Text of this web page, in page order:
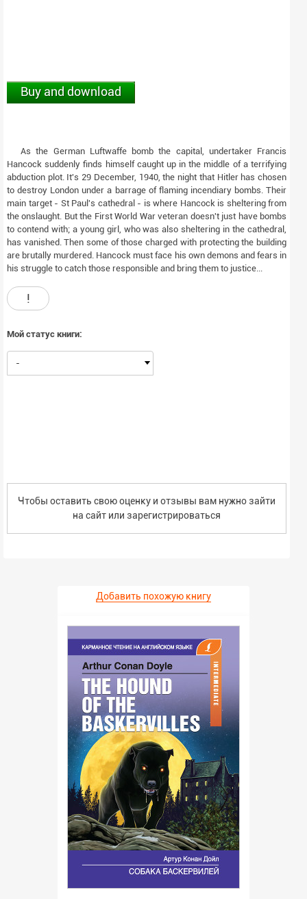
Buy and download
As the German Luftwaffe bomb the capital, undertaker Francis
Hancock suddenly finds himself caught up in the middle of a terrifying
abduction plot. It's 29 December, 1940, the night that Hitler has chosen
to destroy London under a barrage of flaming incendiary bombs. Their
main target - St Paul's cathedral - is where Hancock is sheltering from
the onslaught. But the First World War veteran doesn't just have bombs
to contend with; a young girl, who was also sheltering in the cathedral,
has vanished. Then some of those charged with protecting the building
are brutally murdered. Hancock must face his own demons and fears in
his struggle to catch those responsible and bring them to justice...
!
Мой статус книги:
-
Чтобы оставить свою оценку и отзывы вам нужно зайти
на сайт или зарегистрироваться
Добавить похожую книгу